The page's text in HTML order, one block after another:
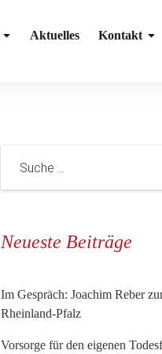
Aktuelles Kontakt
Neueste Beiträge
Im Gespräch: Joachim Reber
Rheinland-Pfalz
Vorsorge für den eigenen